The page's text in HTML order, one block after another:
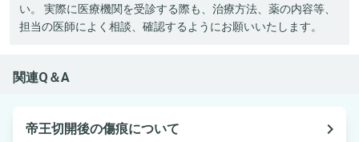
い。 実際に医療機関を受診する際も、治療方法、薬の内容等、
担当の医師によく相談、確認するようにお願いいたします。
関連Q＆A
帝王切開後の傷痕について
navigate_next